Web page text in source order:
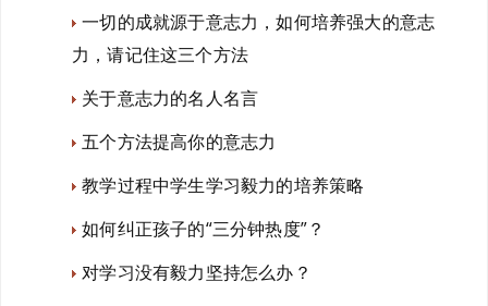
一切的成就源于意志力，如何培养强大的意志
力，请记住这三个方法
关于意志力的名人名言
五个方法提高你的意志力
教学过程中学生学习毅力的培养策略
如何纠正孩子的“三分钟热度”？
对学习没有毅力坚持怎么办？